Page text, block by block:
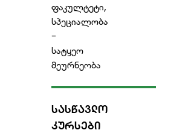
ფაკულტეტი,
სპეციალობა
-
სატყეო
მეურნეობა
ᲡᲐᲡᲬᲐᲕᲚᲝ
ᲙᲣᲠᲡᲔᲑᲘ